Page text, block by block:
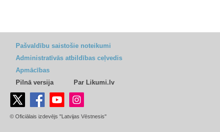
Pašvaldību saistošie noteikumi
Administratīvās atbildības ceļvedis
Apmācības
Pilnā versija
Par Likumi.lv
© Oficiālais izdevējs "Latvijas Vēstnesis"